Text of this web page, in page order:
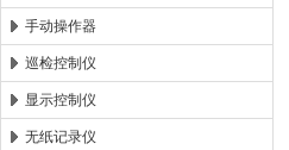
手动操作器
巡检控制仪
显示控制仪
无纸记录仪